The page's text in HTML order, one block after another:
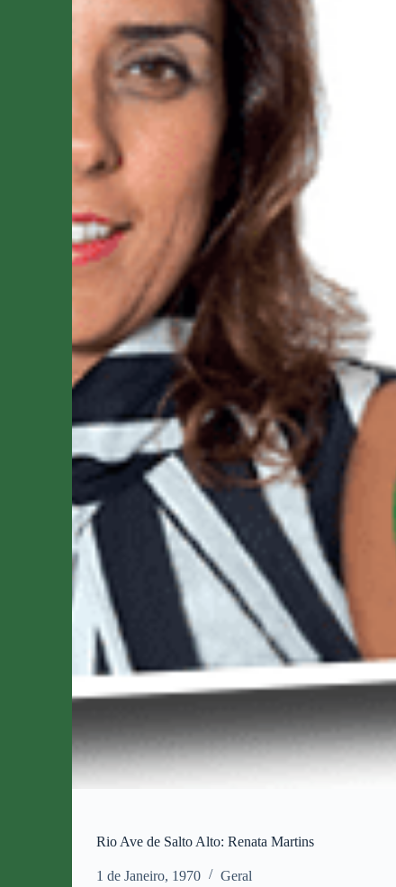
Rio Ave de Salto Alto: Renata Martins
1 de Janeiro, 1970 Geral